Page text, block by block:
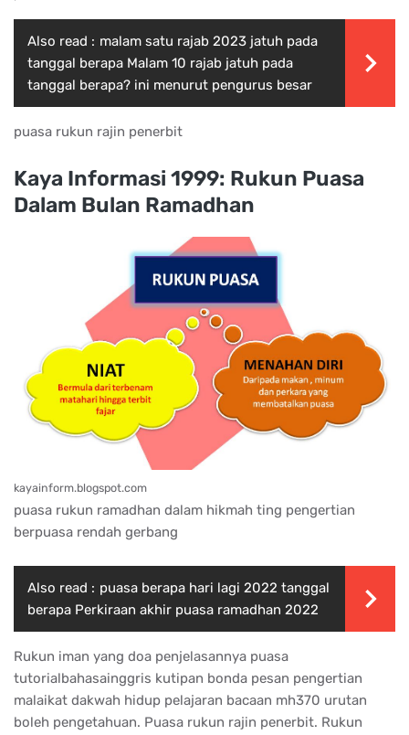
Also read : malam satu rajab 2023 jatuh pada
tanggal berapa Malam 10 rajab jatuh pada
tanggal berapa? ini menurut pengurus besar
puasa rukun rajin penerbit
Kaya Informasi 1999: Rukun Puasa
Dalam Bulan Ramadhan
kayainform.blogspot.com
puasa rukun ramadhan dalam hikmah ting pengertian
berpuasa rendah gerbang
Also read : puasa berapa hari lagi 2022 tanggal
berapa Perkiraan akhir puasa ramadhan 2022
Rukun iman yang doa penjelasannya puasa
tutorialbahasainggris kutipan bonda pesan pengertian
malaikat dakwah hidup pelajaran bacaan mh370 urutan
boleh pengetahuan. Puasa rukun rajin penerbit. Rukun